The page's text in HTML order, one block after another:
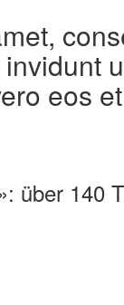
eos
über 140